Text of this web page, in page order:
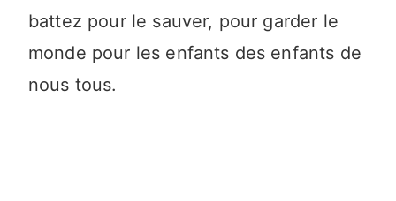
battez pour le sauver, pour garder le
monde pour les enfants des enfants de
nous tous.